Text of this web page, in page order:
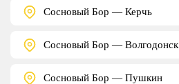
Сосновый Бор — Керчь
Сосновый Бор — Волгодонск
Сосновый Бор — Пушкин